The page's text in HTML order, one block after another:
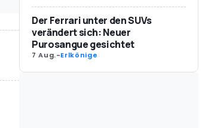
Der Ferrari unter den SUVs
verändert sich: Neuer
Purosangue gesichtet
7 Aug.-Erlkönige